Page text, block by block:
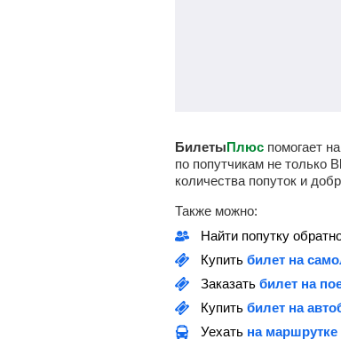
БилетыПлюс помогает
по попутчикам не только
количества попуток и
Также можно:
Найти попутку
Купить билет на
Заказать билет на
Купить билет на
Уехать на